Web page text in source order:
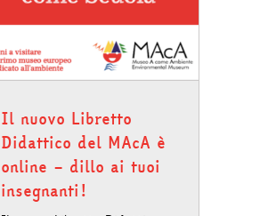
Il nuovo Libretto
Didattico del MAcA è
online – dillo ai tuoi
insegnanti!